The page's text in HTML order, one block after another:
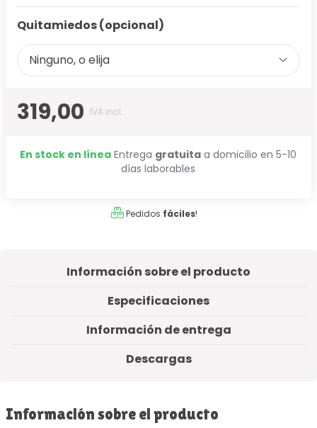
Quitamiedos (opcional)
Ninguno, o elija
319,00 IVA incl.
En stock en línea Entrega gratuita a domicilio en 5-10
días laborables
Pedidos fáciles!
Información sobre el producto
Especificaciones
Información de entrega
Descargas
Información sobre el producto